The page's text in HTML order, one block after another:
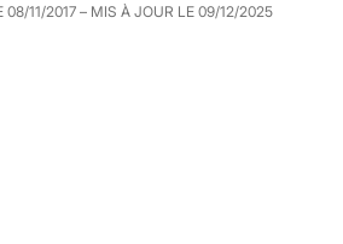
08/11/2017 – MIS À JOUR LE 09/12/2025